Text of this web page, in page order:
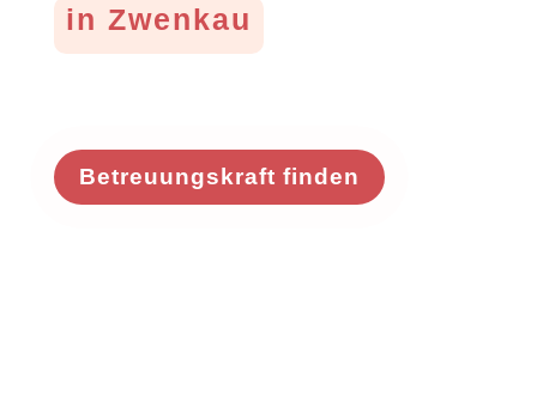
in Zwenkau
Betreuungskraft finden